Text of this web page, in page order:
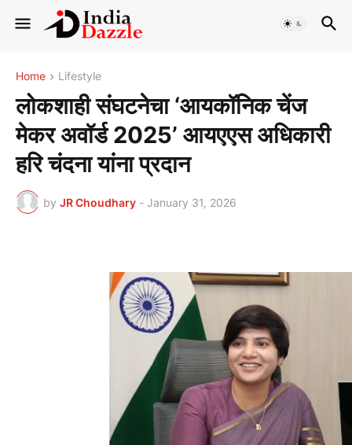
Home Lifestyle
लोकशाही संघटनेचा ‘आयकॉनिक चेंज
मेकर अवॉर्ड 2025’ आयएएस अधिकारी
हरि चंदना यांना प्रदान
by JR Choudhary - January 31, 2026